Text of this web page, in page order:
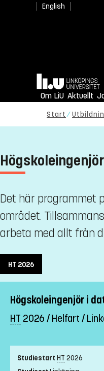
English
Hem
Om LiU Aktuellt
Start
Det här programmet
området.
arbeta med allt från
HT 2026
Högskoleingenjör i
HT 2026 / Helfart /
Studiestart HT 2026